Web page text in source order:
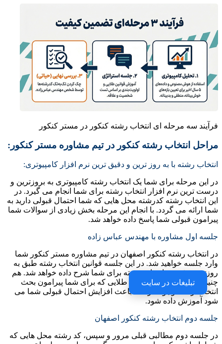
فرآیند سه مرحله ای انتخاب رشته کنکور در مستر کنکور
مراحل انتخاب رشته کنکور در تیم مشاوره مستر کنکور:
انتخاب رشته با به روز ترین و دقیق ترین نرم افزار کامپیوتری:
در این مرحله برای شما یک انتخاب رشته کامپیوتری به بروزترین و
درست ترین نرم افزار انتخاب رشته برای شما انجام می گیرد. در
این انتخاب رشته کدرشته محل هایی که شما احتمال قبولی دارید به
شما ارائه می گردد. با انجام این مرحله بخش زیادی از سوالات شما
پیرامون قبولی شما پاسخ داده خواهد شد.
جلسه اول مشاوره با مهندس عباس زاده
در انتخاب رشته کنکور اصفهان در تیم مشاوره مستر کنکور شما
وارد جلسه خواهید شد. در این جلسه قوانین انتخاب رشته طبق به
روزترین دفترچه انتخاب رشته برای شما شرح داده خواهد شد. هم
چنین، سعی خواهد شد نکات طلایی که برای شما پیرامون بحث
انتخاب رشته وجود دارد که باعث افزایش احتمال قبولی شما می
شود آموزش داده شود.
جلسه دوم انتخاب رشته کنکور اصفهان
در جلسه دوم مطالبی قبلی مرور و سپس، کد رشته محل هایی که
تبلیغات در سایت